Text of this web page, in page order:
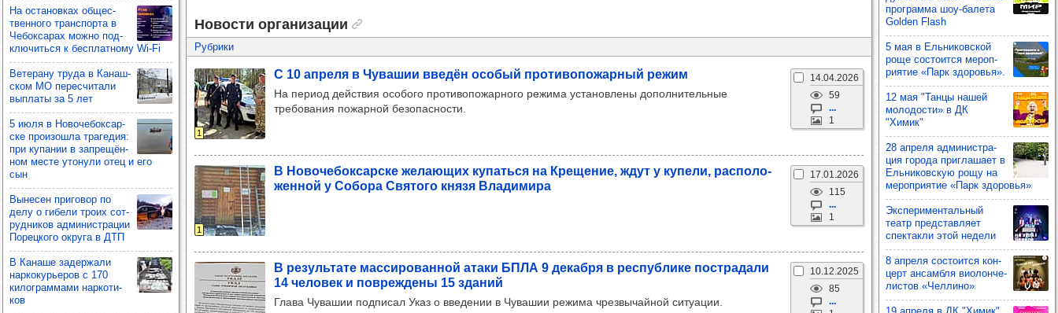
прог­рамма шоу‑балета
Golden Flash
5 мая в Ель­ни­ков­ской
роще сос­то­ится мероп­
ри­ятие «Парк здо­ровья».
12 мая "Танцы нашей
моло­дости» в ДК
"Химик"
28 апреля адми­нис­тра­
ция города приг­ла­шает в
Ель­ни­ков­скую рощу на
мероп­ри­ятие «Парк здо­ровья»
Экспе­ри­мен­таль­ный
театр пред­став­ляет
спек­такли этой недели
8 апреля сос­то­ится кон­
церт ансам­бля виолон­че­
лис­тов «Чел­лино»
Новости организации
Рубрики
1
14.04.2026
59
...
1
С 10 апреля в Чува­шии вве­дён осо­бый про­ти­во­по­жар­ный режим
На период действия особого противопожарного режима установлены дополнительные
требования пожарной безопасности.
1
17.01.2026
115
...
1
В Ново­че­бок­сар­ске жела­ющих купаться на Кре­ще­ние, ждут у купели, рас­по­ло­
жен­ной у Собора Свя­того князя Вла­ди­мира
10.12.2025
85
...
В резуль­тате мас­си­ро­ван­ной атаки БПЛА 9 декабря в рес­пуб­лике пос­тра­дали
14 чело­век и пов­реж­дены 15 зда­ний
Глава Чувашии подписал Указ о введении в Чувашии режима чрезвычайной ситуации.
На оста­нов­ках общес­
твен­ного тран­спорта в
Чебок­са­рах можно под­
клю­читься к бес­плат­ному Wi-Fi
Вете­рану труда в Канаш­
ском МО перес­чи­тали
вып­латы за 5 лет
5 июля в Ново­че­бок­сар­
ске про­изошла тра­ге­дия:
при купа­нии в зап­ре­щён­
ном месте уто­нули отец и его
сын
Выне­сен при­го­вор по
делу о гибели троих сот­
руд­ни­ков адми­нис­тра­ции
Порец­кого округа в ДТП
В Канаше задер­жали
нар­ко­курь­еров с 170
килог­рам­мами нар­ко­ти­
ков